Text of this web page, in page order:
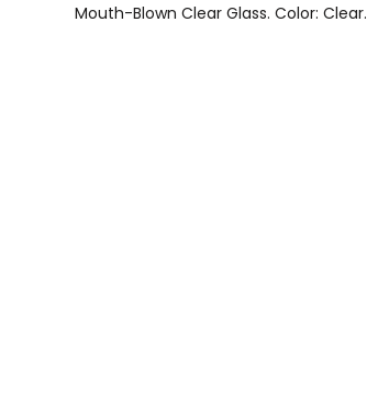
Mouth-Blown Clear Glass. Color: Clear.